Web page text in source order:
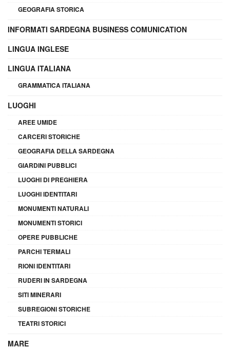
GEOGRAFIA STORICA
INFORMATI SARDEGNA BUSINESS COMUNICATION
LINGUA INGLESE
LINGUA ITALIANA
GRAMMATICA ITALIANA
LUOGHI
AREE UMIDE
CARCERI STORICHE
GEOGRAFIA DELLA SARDEGNA
GIARDINI PUBBLICI
LUOGHI DI PREGHIERA
LUOGHI IDENTITARI
MONUMENTI NATURALI
MONUMENTI STORICI
OPERE PUBBLICHE
PARCHI TERMALI
RIONI IDENTITARI
RUDERI IN SARDEGNA
SITI MINERARI
SUBREGIONI STORICHE
TEATRI STORICI
MARE